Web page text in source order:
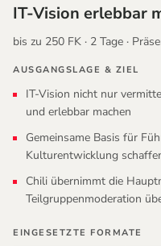
IT-Vision erlebbar
bis zu 250 FK · 2 Tage ·
AUSGANGSLAGE & ZIEL
IT-Vision nicht nur
und erlebbar machen
Gemeinsame Basis für
Kulturentwicklung
Chili übernimmt die
Teilgruppenmoderation
EINGESETZTE FORMATE